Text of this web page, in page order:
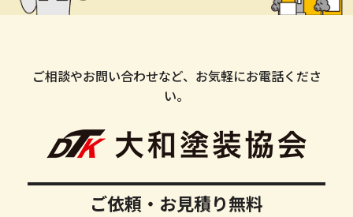
ご相談やお問い合わせなど、お気軽にお電話くださ
い。
ご依頼・お見積り無料